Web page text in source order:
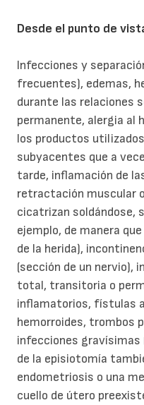
Desde el punto de
Infecciones y
frecuentes), edemas,
durante las relaciones
permanente, alergia al
los productos
subyacentes que a
tarde, inflamación de
retractación muscular
cicatrizan soldándose,
ejemplo, de manera
de la herida),
(sección de un nervio),
total, transitoria o
inflamatorios, fístulas
hemorroides, trombos
infecciones gravísimas
de la episiotomía
endometriosis o una
cuello de útero